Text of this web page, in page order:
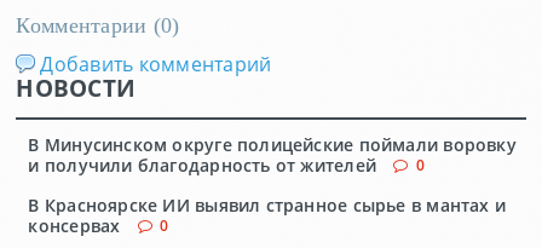
Комментарии (0)
Добавить комментарий
НОВОСТИ
В Минусинском округе полицейские поймали воровку
и получили благодарность от жителей
0
В Красноярске ИИ выявил странное сырье в мантах и
консервах
0